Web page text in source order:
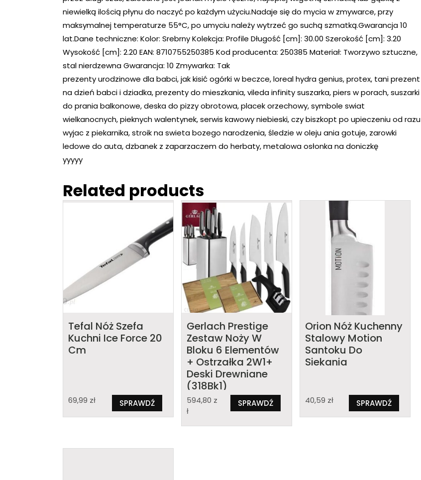
niewielką ilością płynu do naczyć po każdym użyciu.Nadaje się do mycia w zmywarce, przy
maksymalnej temperaturze 55°C, po umyciu należy wytrzeć go suchą szmatką.Gwarancja 10
lat.Dane techniczne: Kolor: Srebrny Kolekcja: Profile Długość [cm]: 30.00 Szerokość [cm]: 3.20
Wysokość [cm]: 2.20 EAN: 8710755250385 Kod producenta: 250385 Materiał: Tworzywo sztuczne,
stal nierdzewna Gwarancja: 10 Zmywarka: Tak
prezenty urodzinowe dla babci, jak kisić ogórki w beczce, loreal hydra genius, protex, tani prezent
na dzień babci i dziadka, prezenty do mieszkania, vileda infinity suszarka, piers w porach, suszarki
do prania balkonowe, deska do pizzy obrotowa, placek orzechowy, symbole swiat
wielkanocnych, pieknych walentynek, serwis kawowy niebieski, czy biszkopt po upieczeniu od razu
wyjac z piekarnika, stroik na swieta bozego narodzenia, śledzie w oleju ania gotuje, zarowki
ledowe do auta, dzbanek z zaparzaczem do herbaty, metalowa osłonka na doniczkę
yyyyy
Related products
Tefal Nóż Szefa
Kuchni Ice Force 20
Cm
69,99 zł SPRAWDŹ
Gerlach Prestige
Zestaw Noży W
Bloku 6 Elementów
+ Ostrzałka 2W1+
Deski Drewniane
(318Bk1)
594,80 z
ł
SPRAWDŹ
Orion Nóż Kuchenny
Stalowy Motion
Santoku Do
Siekania
40,59 zł SPRAWDŹ